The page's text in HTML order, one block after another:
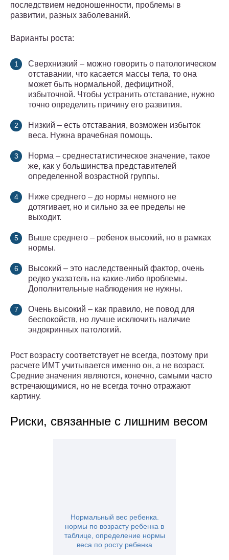
последствием недоношенности, проблемы в
развитии, разных заболеваний.
Варианты роста:
Сверхнизкий – можно говорить о патологическом
отставании, что касается массы тела, то она
может быть нормальной, дефицитной,
избыточной. Чтобы устранить отставание, нужно
точно определить причину его развития.
Низкий – есть отставания, возможен избыток
веса. Нужна врачебная помощь.
Норма – среднестатистическое значение, такое
же, как у большинства представителей
определенной возрастной группы.
Ниже среднего – до нормы немного не
дотягивает, но и сильно за ее пределы не
выходит.
Выше среднего – ребенок высокий, но в рамках
нормы.
Высокий – это наследственный фактор, очень
редко указатель на какие-либо проблемы.
Дополнительные наблюдения не нужны.
Очень высокий – как правило, не повод для
беспокойств, но лучше исключить наличие
эндокринных патологий.
Рост возрасту соответствует не всегда, поэтому при
расчете ИМТ учитывается именно он, а не возраст.
Средние значения являются, конечно, самыми часто
встречающимися, но не всегда точно отражают
картину.
Риски, связанные с лишним весом
Нормальный вес ребенка.
нормы по возрасту ребенка в
таблице, определение нормы
веса по росту ребенка